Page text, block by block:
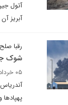
آتول
آبریز
رقبا
شوک
۰۵ خرداد ۱۴۰۵